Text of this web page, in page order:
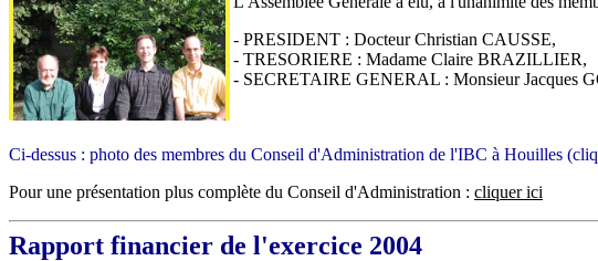
- PRESIDENT : Docteur Christian CAUSSE,
- TRESORIERE : Madame Claire BRAZILLIER,
- SECRETAIRE GENERAL : Monsieur Jacques
Ci-dessus : photo des membres du Conseil d'Administration de l'IBC à Houilles
Pour une présentation plus complète du Conseil d'Administration : cliquer ici
Rapport financier de l'exercice 2004